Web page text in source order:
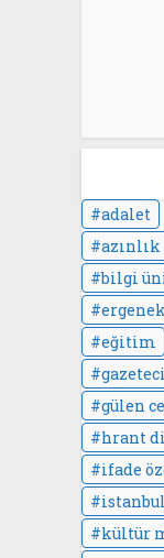
adalet
azınlık
bilgi
eğitim
gazeteci
gülen
hrant
ifade
istanbul
kültür